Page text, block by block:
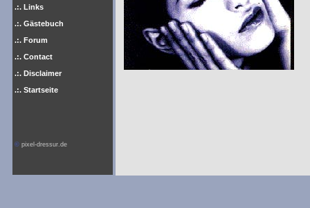
.:. Links
.:. Gästebuch
.:. Forum
.:. Contact
.:. Disclaimer
.:. Startseite
© pixel-dressur.de